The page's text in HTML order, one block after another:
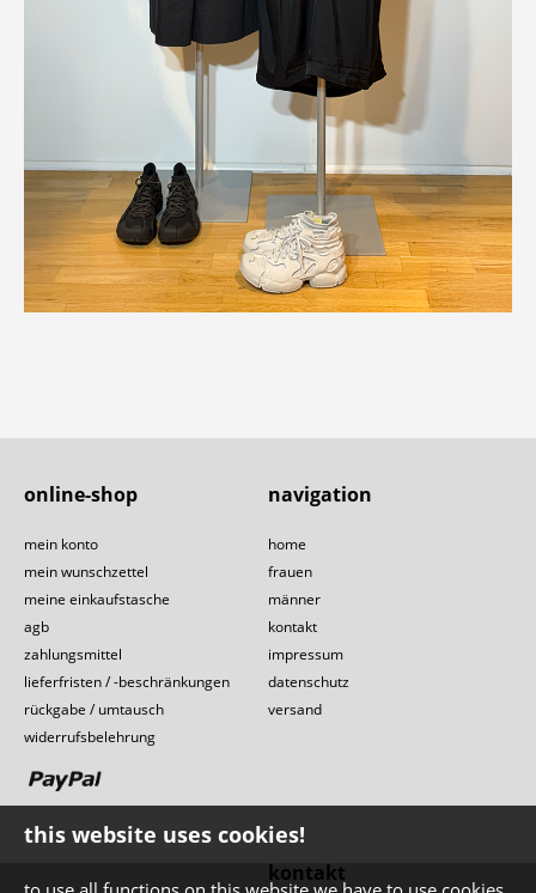
navigation
home
frauen
männer
kontakt
impressum
datenschutz
versand
online-shop
mein konto
mein wunschzettel
meine einkaufstasche
agb
zahlungsmittel
lieferfristen / -beschränkungen
rückgabe / umtausch
widerrufsbelehrung
kontakt
this website uses cookies!